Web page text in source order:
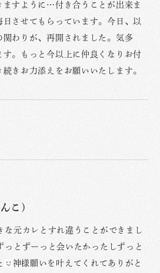
ますように…付き合うことが出来ま
させてもらっています。今日、以
わりが、再開されました。気多
。もっと今以上に仲良くなりお付
きお力添えをお願いいたします。
こ)
な元カレとすれ違うことができまし
っとずーっと会いたかったしずっと
神様願いを叶えてくれてありがと